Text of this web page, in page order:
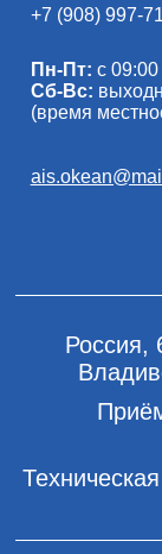
+7 (908) 997-
Пн-Пт: с
Сб-Вс:
(время
Россия,